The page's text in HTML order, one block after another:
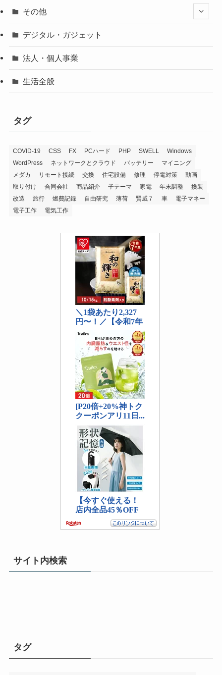
その他
デジタル・ガジェット
法人・個人事業
生活全般
タグ
COVID-19 CSS FX PCハード PHP SWELL
Windows
WordPress
ネットワークとクラウド バッテリー
マイニング
メダカ
リモート接続 交換 住宅設備 修理 停電対策
動画
取り付け
合同会社 商品紹介 子テーマ 家電 年末調整
換装
改造
旅行 燃費記録 自由研究 薄荷 賢威７ 車
電子マネー
電子工作
電気工作
サイト内検索
タグ